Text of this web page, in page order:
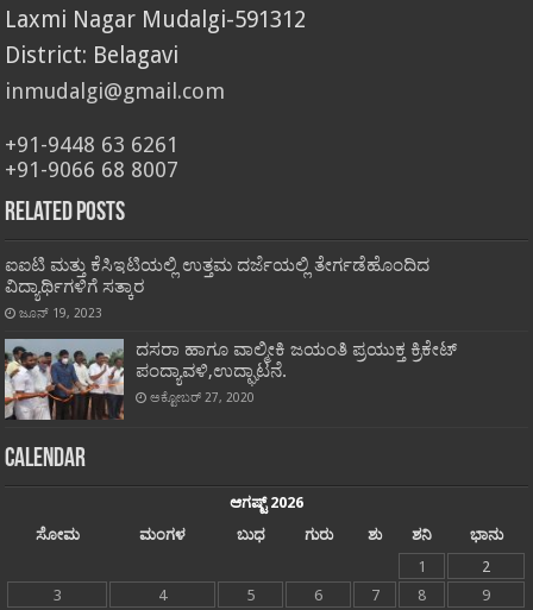
Laxmi Nagar Mudalgi-591312
District: Belagavi
inmudalgi@gmail.com
+91-9448 63 6261
+91-9066 68 8007
Related Posts
ಐಐಟಿ ಮತ್ತು ಕೆಸಿಇಟಿಯಲ್ಲಿ ಉತ್ತಮ ದರ್ಜೆಯಲ್ಲಿ ತೇರ್ಗಡೆಹೊಂದಿದ
ವಿದ್ಯಾರ್ಥಿಗಳಿಗೆ ಸತ್ಕಾರ
ಜೂನ್ 19, 2023
ದಸರಾ ಹಾಗೂ ವಾಲ್ಮೀಕಿ ಜಯಂತಿ ಪ್ರಯುಕ್ತ ಕ್ರಿಕೇಟ್
ಪಂದ್ಯಾವಳಿ,ಉದ್ಘಾಟನೆ.
ಅಕ್ಟೋಬರ್ 27, 2020
Calendar
ಆಗಷ್ಟ್ 2026
ಸೋಮ
ಮಂಗಳ ಬುಧ ಗುರು ಶು ಶನಿ
ಭಾನು
1
2
3
4 5 6 7 8 9